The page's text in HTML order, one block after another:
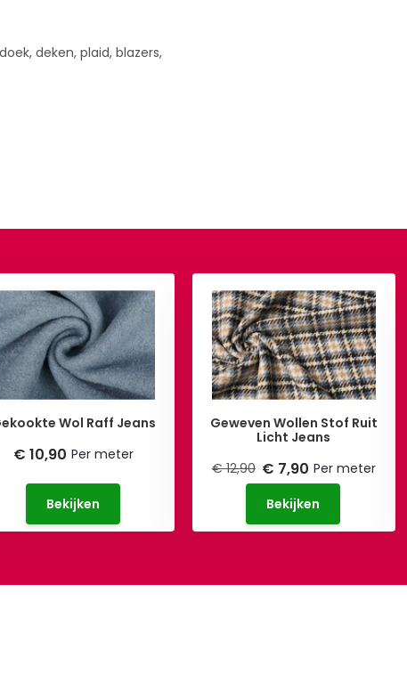
deken, plaid, blazers,
Wol Raff Jeans
€ 10,90 Per meter
Bekijken
Geweven Wollen Stof Ruit
Licht Jeans
€ 12,90 € 7,90 Per meter
Bekijken